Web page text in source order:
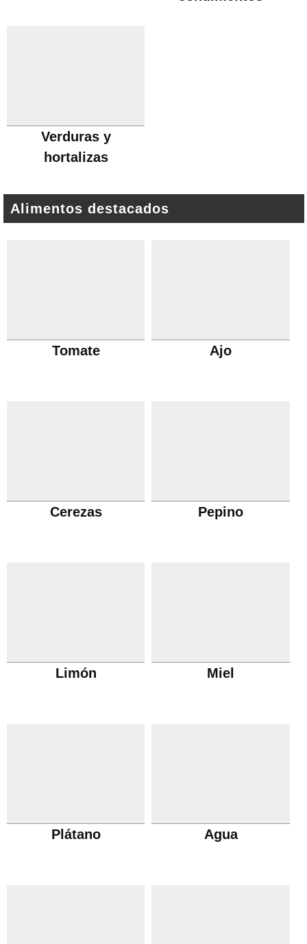
Verduras y
hortalizas
Alimentos destacados
Tomate Ajo
Cerezas Pepino
Limón Miel
Plátano Agua